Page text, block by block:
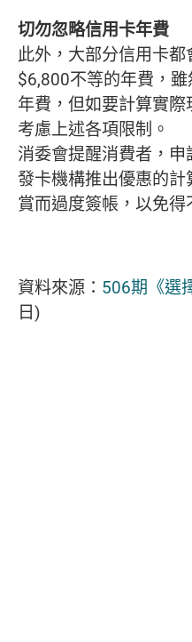
切勿忽略信用卡年費
此外，大部分信用卡
$6,800不等的年費，
年費，但如要計算實
考慮上述各項限制。
消委會提醒消費者，
發卡機構推出優惠的
賞而過度簽帳，以免得
資料來源： 506期《選
日)